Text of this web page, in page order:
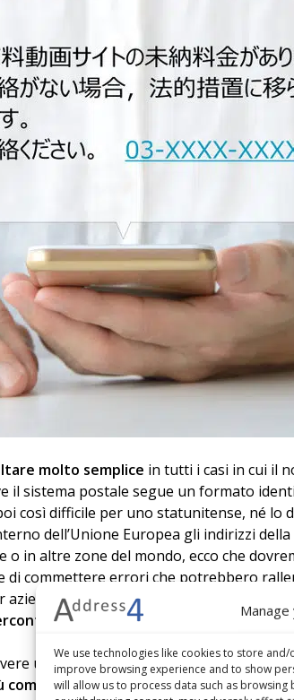
We use technologies like cookies to store
improve browsing experience and to show
will allow us to process data such as
molto semplice in tutti i casi in cui il
il sistema postale segue un formato
così difficile per uno statunitense, né lo
dell’Unione Europea gli indirizzi
in altre zone del mondo, ecco che
di commettere errori che potrebbero
o ecommerce che si ritrovano,
un indirizzo postale secondo i canoni
competitivi, avendo pieno controllo sugli